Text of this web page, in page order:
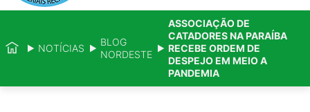
NOTÍCIAS
BLOG
NORDESTE
ASSOCIAÇÃO DE
CATADORES NA PARAÍBA
RECEBE ORDEM DE
DESPEJO EM MEIO A
PANDEMIA